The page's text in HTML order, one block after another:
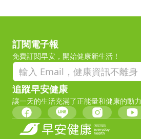
訂閱電子報
免費訂閱早安，開始健康新生活！
追蹤早安健康
讓一天的生活充滿了正能量和健康的動力